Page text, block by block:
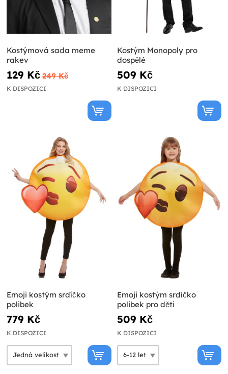
Kostýmová sada meme
rakev
129 Kč 249 Kč
K DISPOZICI
Kostým Monopoly pro
dospělé
509 Kč
K DISPOZICI
Emoji kostým srdíčko
polibek
779 Kč
K DISPOZICI
Emoji kostým srdíčko
polibek pro děti
509 Kč
K DISPOZICI